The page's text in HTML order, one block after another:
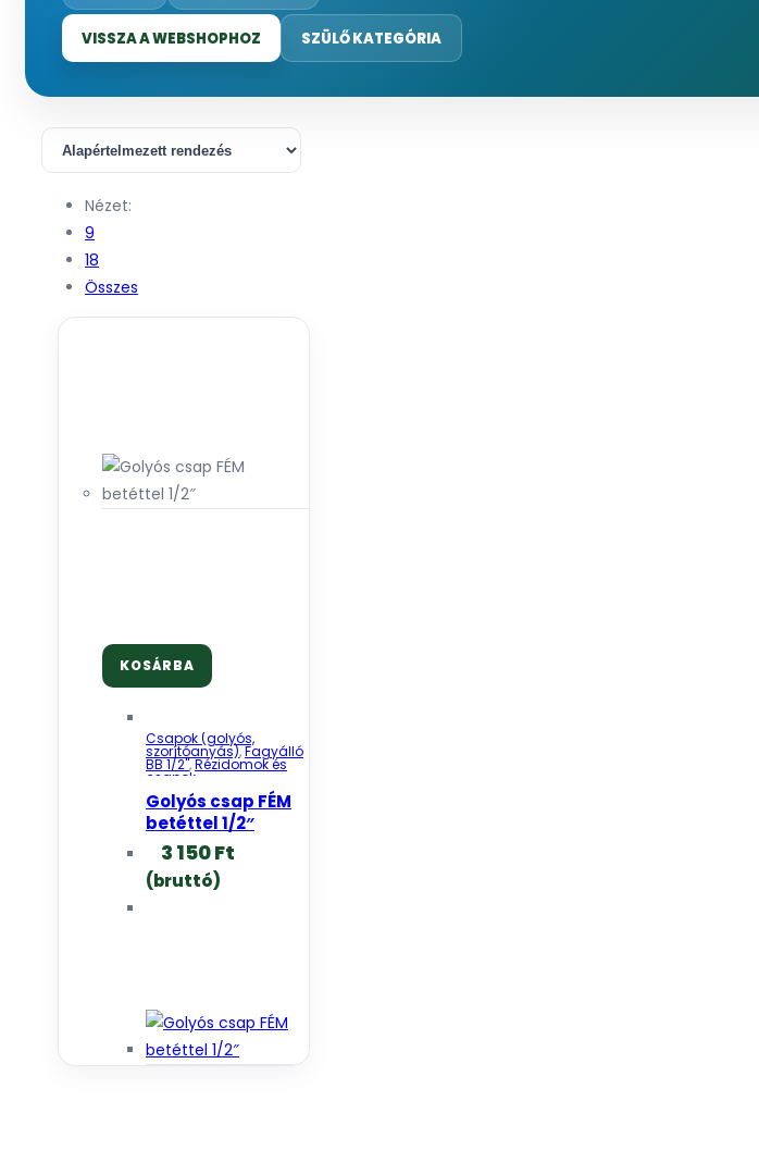
VISSZA A WEBSHOPHOZ SZÜLŐ KATEGÓRIA
Nézet:
9
18
Összes
KOSÁRBA
Csapok (golyós,
szorítóanyás),Fagyálló
BB 1/2",Rézidomok és
csapok
Golyós csap FÉM
betéttel 1/2″
3 150Ft
(bruttó)